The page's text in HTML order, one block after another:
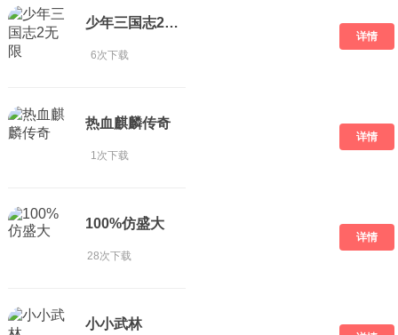
少年三国志2无限
6次下载
详情
热血麒麟传奇
1次下载
详情
100%仿盛大
28次下载
详情
小小武林